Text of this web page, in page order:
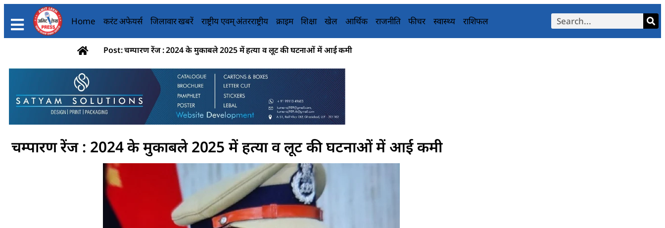
Home करंट अफेयर्स जिलावार खबरें राष्ट्रीय एवम् अंतरराष्ट्रीय क्राइम शिक्षा खेल आर्थिक राजनीति फीचर स्वास्थ्य राशिफल
Post: चम्पारण रेंज : 2024 के मुकाबले 2025 में हत्या व लूट की घटनाओं में आई कमी
चम्पारण रेंज : 2024 के मुकाबले 2025 में हत्या व लूट की घटनाओं में आई कमी